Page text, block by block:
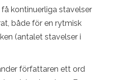
kontinuerliga stavelser
både för en rytmisk
(antalet stavelser i
författaren ett ord